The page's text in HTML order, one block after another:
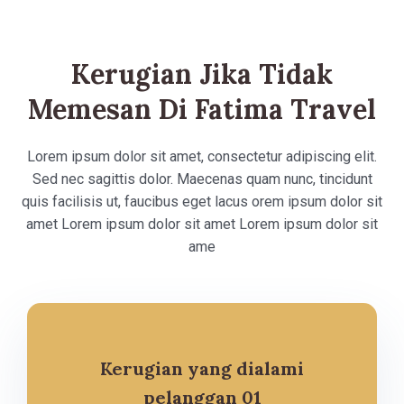
Kerugian Jika Tidak
Memesan Di Fatima Travel
Lorem ipsum dolor sit amet, consectetur adipiscing elit.
Sed nec sagittis dolor. Maecenas quam nunc, tincidunt
quis facilisis ut, faucibus eget lacus orem ipsum dolor sit
amet Lorem ipsum dolor sit amet Lorem ipsum dolor sit
ame
Kerugian yang dialami
pelanggan 01